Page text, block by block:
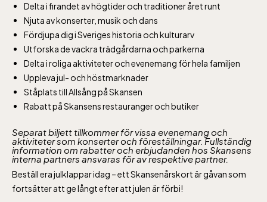
Delta i firandet av högtider och traditioner året runt
Njuta av konserter, musik och dans
Fördjupa dig i Sveriges historia och kulturarv
Utforska de vackra trädgårdarna och parkerna
Delta i roliga aktiviteter och evenemang för hela familjen
Uppleva jul- och höstmarknader
Ståplats till Allsång på Skansen
Rabatt på Skansens restauranger och butiker
Separat biljett tillkommer för vissa evenemang och
aktiviteter som konserter och föreställningar. Fullständig
information om rabatter och erbjudanden hos Skansens
interna partners ansvaras för av respektive partner.
Beställ era julklappar idag – ett Skansenårskort är gåvan som
fortsätter att ge långt efter att julen är förbi!